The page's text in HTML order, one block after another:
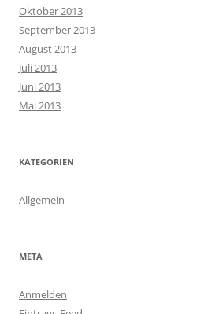
Oktober 2013
September 2013
August 2013
Juli 2013
Juni 2013
Mai 2013
KATEGORIEN
Allgemein
META
Anmelden